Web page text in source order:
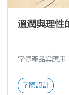
溫潤與理性
字體產品與應用
字體設計